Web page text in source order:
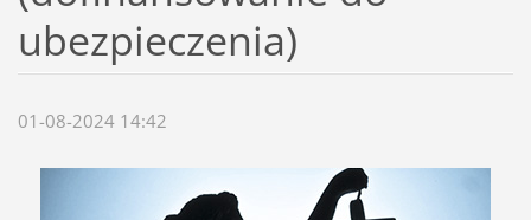
ubezpieczenia)
01-08-2024 14:42